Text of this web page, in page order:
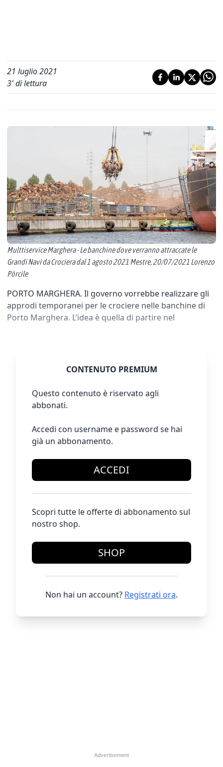
21 luglio 2021
3' di lettura
Multtiservice Marghera - Le banchine dove verranno attraccate le
Grandi Navi da Crociera dal 1 agosto 2021 Mestre, 20/07/2021 Lorenzo
Pòrcile
PORTO MARGHERA. Il governo vorrebbe realizzare gli
approdi temporanei per le crociere nelle banchine di
Porto Marghera. L’idea è quella di partire nel
CONTENUTO PREMIUM
Questo contenuto è riservato agli
abbonati.
Accedi con username e password se hai
già un abbonamento.
ACCEDI
Scopri tutte le offerte di abbonamento sul
nostro shop.
SHOP
Non hai un account? Registrati ora.